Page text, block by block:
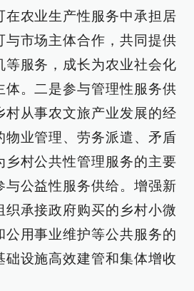
在农业生产性服务中承担居
与市场主体合作，共同提供
等服务，成长为农业社会化
体。二是参与管理性服务供
村从事农文旅产业发展的经
物业管理、劳务派遣、矛盾
乡村公共性管理服务的主要
与公益性服务供给。增强新
织承接政府购买的乡村小微
公用事业维护等公共服务的
础设施高效建管和集体增收